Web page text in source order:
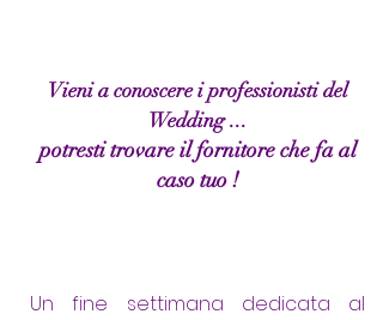
Vieni a conoscere i professionisti del
Wedding ...
potresti trovare il fornitore che fa al
caso tuo !
Un fine settimana dedicata al